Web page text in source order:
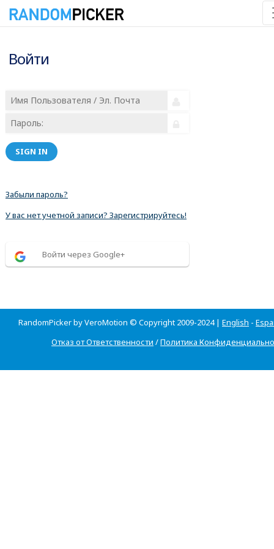
Войти
SIGN IN
Забыли пароль?
У вас нет учетной записи? Зарегистрируйтесь!
Войти через Google+
RandomPicker by VeroMotion © Copyright 2009-2024 | English -
Отказ от Ответственности /Политика